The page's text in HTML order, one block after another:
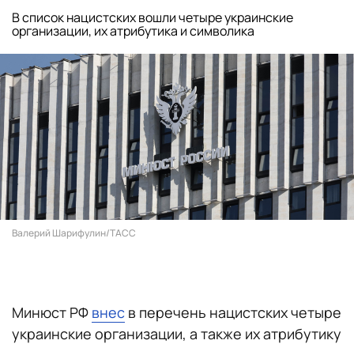
В список нацистских вошли четыре украинские
организации, их атрибутика и символика
Валерий Шарифулин/ТАСС
Минюст РФ внес в перечень нацистских четыре
украинские организации, а также их атрибутику